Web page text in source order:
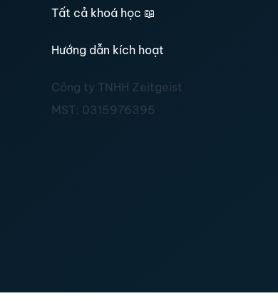
Tất cả khoá học 📖
Hướng dẫn kích hoạt
Công ty TNHH Zeitgeist
MST: 0315976395